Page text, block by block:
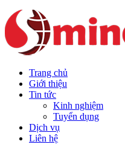
Trang chủ
Giới thiệu
Tin tức
Kinh nghiệm
Tuyển dụng
Dịch vụ
Liên hệ